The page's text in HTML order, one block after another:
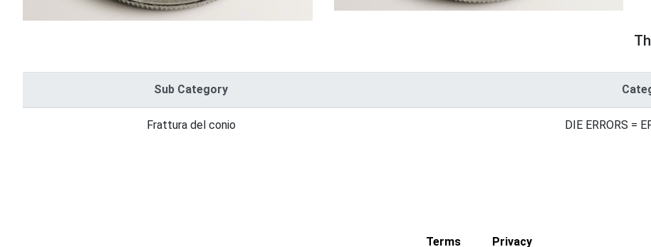
Sub Category
Frattura del conio DIE ERRORS =
Terms Privacy